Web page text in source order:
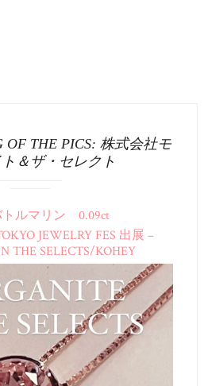
OF THE PICS: 株式会社モ
＆ザ・セレクト
トルマリン 0.09ct
JEWELRY FES 出展 –
THE SELECTS/KOHEY